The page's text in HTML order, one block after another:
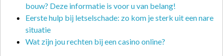
bouw? Deze informatie is voor u van belang!
Eerste hulp bij letselschade: zo kom je sterk uit een nare
situatie
Wat zijn jou rechten bij een casino online?